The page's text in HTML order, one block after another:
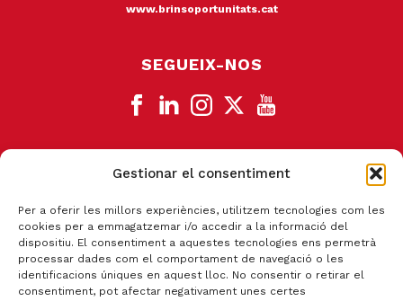
Gestionar el consentiment
Per a oferir les millors experiències, utilitzem tecnologies com les
cookies per a emmagatzemar i/o accedir a la informació del
dispositiu. El consentiment a aquestes tecnologies ens permetrà
processar dades com el comportament de navegació o les
identificacions úniques en aquest lloc. No consentir o retirar el
consentiment, pot afectar negativament unes certes
www.brinsoportunitats.cat
SEGUEIX-NOS
CANAL DE DENÚNCIA